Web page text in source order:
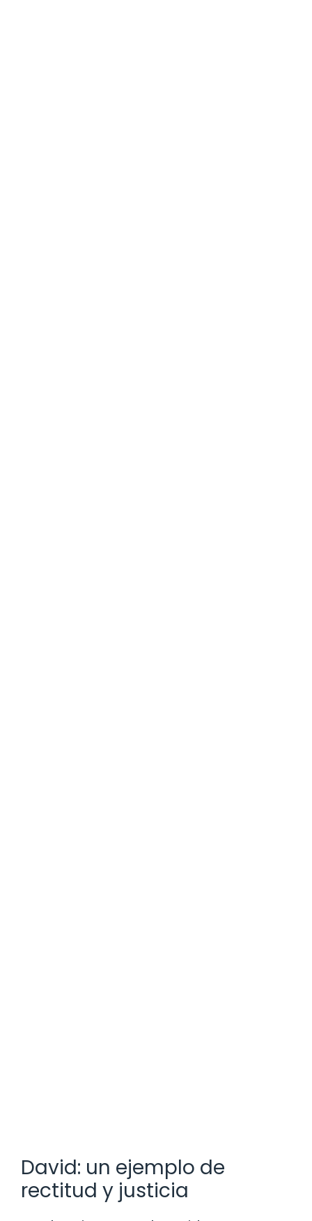
David: un ejemplo de
rectitud y justicia